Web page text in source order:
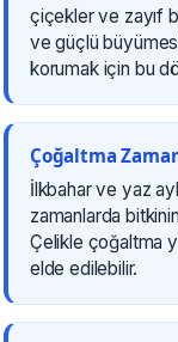
çiçekler ve zayıf
ve güçlü
korumak için bu
Çoğaltma
İlkbahar ve yaz
zamanlarda
Çelikle çoğaltma
elde edilebilir.